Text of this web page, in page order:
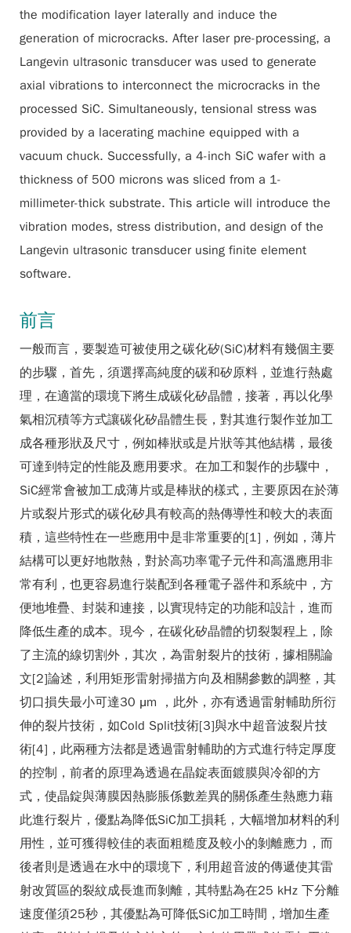
the modification layer laterally and induce the
generation of microcracks. After laser pre-processing, a
Langevin ultrasonic transducer was used to generate
axial vibrations to interconnect the microcracks in the
processed SiC. Simultaneously, tensional stress was
provided by a lacerating machine equipped with a
vacuum chuck. Successfully, a 4-inch SiC wafer with a
thickness of 500 microns was sliced from a 1-
millimeter-thick substrate. This article will introduce the
vibration modes, stress distribution, and design of the
Langevin ultrasonic transducer using finite element
software.
前言
一般而言，要製造可被使用之碳化矽(SiC)材料有幾個主要
的步驟，首先，須選擇高純度的碳和矽原料，並進行熱處
理，在適當的環境下將生成碳化矽晶體，接著，再以化學
氣相沉積等方式讓碳化矽晶體生長，對其進行製作並加工
成各種形狀及尺寸，例如棒狀或是片狀等其他結構，最後
可達到特定的性能及應用要求。在加工和製作的步驟中，
SiC經常會被加工成薄片或是棒狀的樣式，主要原因在於薄
片或裂片形式的碳化矽具有較高的熱傳導性和較大的表面
積，這些特性在一些應用中是非常重要的[1]，例如，薄片
結構可以更好地散熱，對於高功率電子元件和高溫應用非
常有利，也更容易進行裝配到各種電子器件和系統中，方
便地堆疊、封裝和連接，以實現特定的功能和設計，進而
降低生產的成本。現今，在碳化矽晶體的切裂製程上，除
了主流的線切割外，其次，為雷射裂片的技術，據相關論
文[2]論述，利用矩形雷射掃描方向及相關參數的調整，其
切口損失最小可達30 μm ，此外，亦有透過雷射輔助所衍
伸的裂片技術，如Cold Split技術[3]與水中超音波裂片技
術[4]，此兩種方法都是透過雷射輔助的方式進行特定厚度
的控制，前者的原理為透過在晶錠表面鍍膜與冷卻的方
式，使晶錠與薄膜因熱膨脹係數差異的關係產生熱應力藉
此進行裂片，優點為降低SiC加工損耗，大幅增加材料的利
用性，並可獲得較佳的表面粗糙度及較小的剝離應力，而
後者則是透過在水中的環境下，利用超音波的傳遞使其雷
射改質區的裂紋成長進而剝離，其特點為在25 kHz 下分離
速度僅須25秒，其優點為可降低SiC加工時間，增加生產